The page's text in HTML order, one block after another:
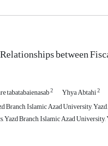
between
tabatabaienasab2 Yhya Abtahi2
Branch, Islamic Azad University,
Yazd Branch, Islamic Azad University,